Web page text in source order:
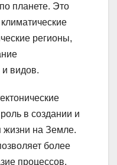
планете. Это
регионы,
и видов.
в создании и
жизни на Земле.
более
процессов,